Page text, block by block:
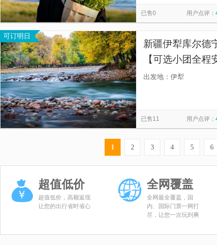
已售0 用户点评：
可订明日
新疆伊犁库尔德
【可选小团全
舒适自由看风景
出发地：伊犁
已售11 用户点评：
1 2 3 4 5 6
超值低价
超值低价，高额返现
让您的出行省时省心
全网覆盖
全网最全覆盖，国
内、国际门票一网打
尽，让您一次玩到爽